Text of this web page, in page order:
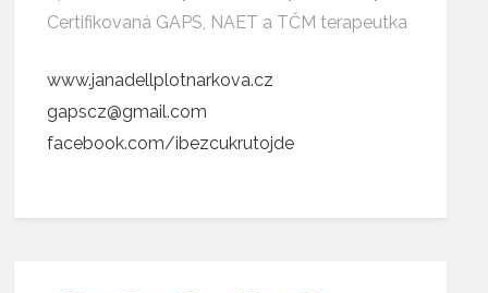
Certifikovaná GAPS, NAET a TČM terapeutka
www.janadellplotnarkova.cz
gapscz@gmail.com
facebook.com/ibezcukrutojde